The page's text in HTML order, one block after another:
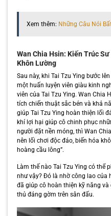
Xem thêm: Những Câu Nói
Wan Chia Hsin: Kiến Trúc
Khôn Lường
Sau này, khi Tai Tzu Ying bước
một huấn luyện viên giàu kinh
viên của Tai Tzu Ying. Wan Chia
tích chiến thuật sắc bén và khả
giúp Tai Tzu Ying hoàn thiện lối
khí lợi hại giúp cô chinh phục
người đặt nền móng, thì Wan
nên lối chơi độc đáo, biến hóa
hoàng cầu lông”.
Làm thế nào Tai Tzu Ying có thể
như vậy? Đó là nhờ công lao của
đã giúp cô hoàn thiện kỹ năng
thủ đáng gờm trên sân đấu.